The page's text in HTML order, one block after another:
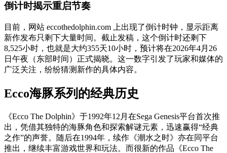
倒计时揭示重启节奏
目前，网站 eccothedolphin.com 上出现了倒计时钟，显示距离
新作发布只剩下大量时间。截止发稿，这个倒计时还剩下
8,525小时，也就是大约355天10小时，预计将在2026年4月26
日午夜（东部时间）正式揭晓。这一数字引发了玩家和媒体的
广泛关注，纷纷猜测新作的具体内容。
Ecco海豚系列的经典历史
《Ecco The Dolphin》于1992年12月在Sega Genesis平台首次推
出，凭借其独特的海豚角色和探索解谜元素，迅速赢得“经典
之作”的声誉。随后在1994年，续作《潮水之时》亦在同平台
推出，继续丰富游戏世界和玩法。而很新的作品《Ecco The